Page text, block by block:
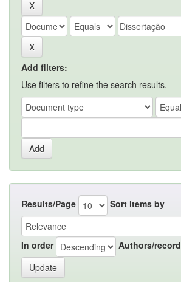
Add filters:
Use filters to refine the search results.
Results/Page Sort items by
In order Authors/record